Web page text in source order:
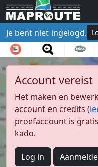
Je bent niet ingelogd.
Account vereist
Het maken en
account en credits (
proefaccount is
kado.
Log in